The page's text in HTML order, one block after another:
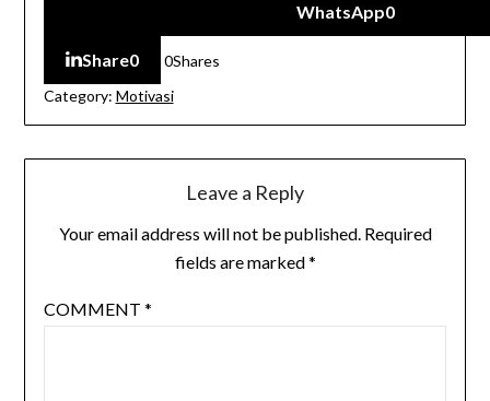
WhatsApp0
Share0 0Shares
Category: Motivasi
Leave a Reply
Your email address will not be published. Required
fields are marked*
COMMENT *